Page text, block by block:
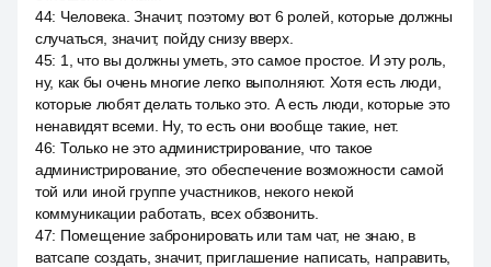
44: Человека. Значит, поэтому вот 6 ролей, которые должны
случаться, значит, пойду снизу вверх.
45: 1, что вы должны уметь, это самое простое. И эту роль,
ну, как бы очень многие легко выполняют. Хотя есть люди,
которые любят делать только это. А есть люди, которые это
ненавидят всеми. Ну, то есть они вообще такие, нет.
46: Только не это администрирование, что такое
администрирование, это обеспечение возможности самой
той или иной группе участников, некого некой
коммуникации работать, всех обзвонить.
47: Помещение забронировать или там чат, не знаю, в
ватсапе создать, значит, приглашение написать, направить,